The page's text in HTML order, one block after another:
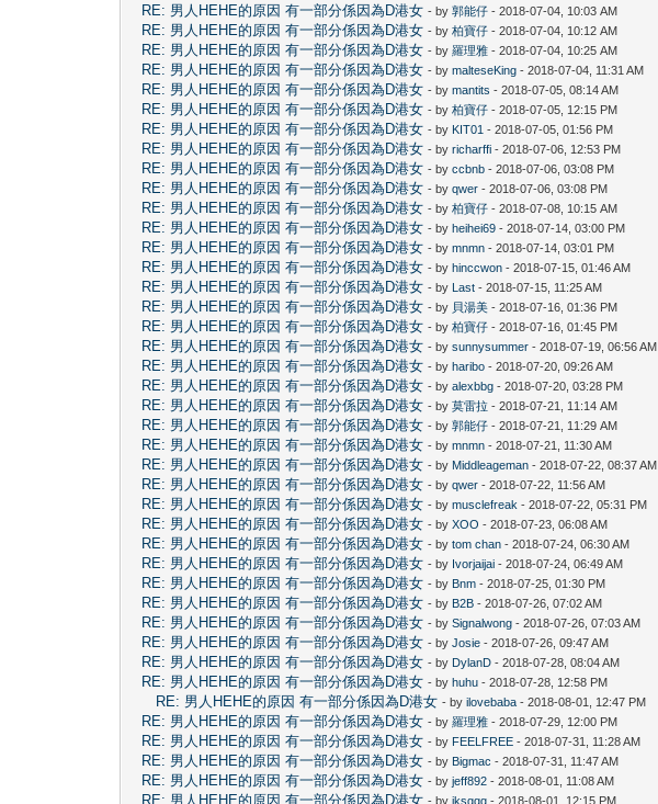
RE: 男人HEHE的原因 有一部分係因為D港女 - by郭能仔 - 2018-07-04, 10:03 AM
RE: 男人HEHE的原因 有一部分係因為D港女 - by柏寶仔 - 2018-07-04, 10:12 AM
RE: 男人HEHE的原因 有一部分係因為D港女 - by羅理雅 - 2018-07-04, 10:25 AM
RE: 男人HEHE的原因 有一部分係因為D港女 - bymalteseKing - 2018-07-04, 11:31 AM
RE: 男人HEHE的原因 有一部分係因為D港女 - bymantits - 2018-07-05, 08:14 AM
RE: 男人HEHE的原因 有一部分係因為D港女 - by柏寶仔 - 2018-07-05, 12:15 PM
RE: 男人HEHE的原因 有一部分係因為D港女 - by KIT01 - 2018-07-05, 01:56 PM
RE: 男人HEHE的原因 有一部分係因為D港女 - byricharffi - 2018-07-06, 12:53 PM
RE: 男人HEHE的原因 有一部分係因為D港女 - byccbnb - 2018-07-06, 03:08 PM
RE: 男人HEHE的原因 有一部分係因為D港女 - byqwer - 2018-07-06, 03:08 PM
RE: 男人HEHE的原因 有一部分係因為D港女 - by柏寶仔 - 2018-07-08, 10:15 AM
RE: 男人HEHE的原因 有一部分係因為D港女 - byheihei69 - 2018-07-14, 03:00 PM
RE: 男人HEHE的原因 有一部分係因為D港女 - bymnmn - 2018-07-14, 03:01 PM
RE: 男人HEHE的原因 有一部分係因為D港女 - byhinccwon - 2018-07-15, 01:46 AM
RE: 男人HEHE的原因 有一部分係因為D港女 - by Last - 2018-07-15, 11:25 AM
RE: 男人HEHE的原因 有一部分係因為D港女 - by 貝湯美 - 2018-07-16, 01:36 PM
RE: 男人HEHE的原因 有一部分係因為D港女 - by柏寶仔 - 2018-07-16, 01:45 PM
RE: 男人HEHE的原因 有一部分係因為D港女 - bysunnysummer - 2018-07-19, 06:56 AM
RE: 男人HEHE的原因 有一部分係因為D港女 - byharibo - 2018-07-20, 09:26 AM
RE: 男人HEHE的原因 有一部分係因為D港女 - byalexbbg - 2018-07-20, 03:28 PM
RE: 男人HEHE的原因 有一部分係因為D港女 - by莫雷拉 - 2018-07-21, 11:14 AM
RE: 男人HEHE的原因 有一部分係因為D港女 - by郭能仔 - 2018-07-21, 11:29 AM
RE: 男人HEHE的原因 有一部分係因為D港女 - bymnmn - 2018-07-21, 11:30 AM
RE: 男人HEHE的原因 有一部分係因為D港女 - by Middleageman - 2018-07-22, 08:37 AM
RE: 男人HEHE的原因 有一部分係因為D港女 - byqwer - 2018-07-22, 11:56 AM
RE: 男人HEHE的原因 有一部分係因為D港女 - bymusclefreak - 2018-07-22, 05:31 PM
RE: 男人HEHE的原因 有一部分係因為D港女 - byXOO - 2018-07-23, 06:08 AM
RE: 男人HEHE的原因 有一部分係因為D港女 - bytom chan - 2018-07-24, 06:30 AM
RE: 男人HEHE的原因 有一部分係因為D港女 - by Ivorjaijai - 2018-07-24, 06:49 AM
RE: 男人HEHE的原因 有一部分係因為D港女 - by Bnm - 2018-07-25, 01:30 PM
RE: 男人HEHE的原因 有一部分係因為D港女 - by B2B - 2018-07-26, 07:02 AM
RE: 男人HEHE的原因 有一部分係因為D港女 - bySignalwong - 2018-07-26, 07:03 AM
RE: 男人HEHE的原因 有一部分係因為D港女 - byJosie - 2018-07-26, 09:47 AM
RE: 男人HEHE的原因 有一部分係因為D港女 - by DylanD - 2018-07-28, 08:04 AM
RE: 男人HEHE的原因 有一部分係因為D港女 - byhuhu - 2018-07-28, 12:58 PM
RE: 男人HEHE的原因 有一部分係因為D港女 - byilovebaba - 2018-08-01, 12:47 PM
RE: 男人HEHE的原因 有一部分係因為D港女 - by羅理雅 - 2018-07-29, 12:00 PM
RE: 男人HEHE的原因 有一部分係因為D港女 - by FEELFREE - 2018-07-31, 11:28 AM
RE: 男人HEHE的原因 有一部分係因為D港女 - by Bigmac - 2018-07-31, 11:47 AM
RE: 男人HEHE的原因 有一部分係因為D港女 - byjeff892 - 2018-08-01, 11:08 AM
RE: 男人HEHE的原因 有一部分係因為D港女 - byjksggg - 2018-08-01, 12:15 PM